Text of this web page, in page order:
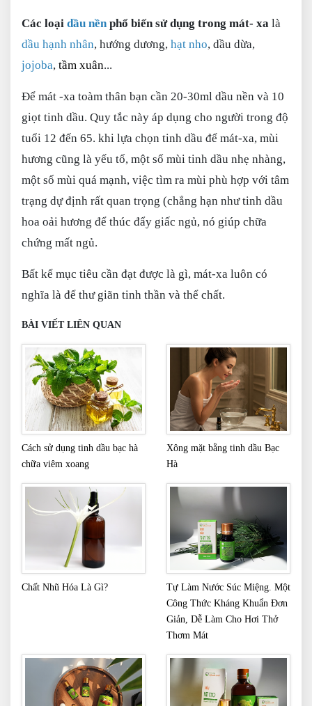
Các loại dầu nềnphổ biến sử dụng trong mát- xa là
dầu hạnh nhân, hướng dương, hạt nho, dầu dừa,
jojoba, tầm xuân...
Để mát -xa toàm thân bạn cần 20-30ml dầu nền và 10
giọt tinh dầu. Quy tắc này áp dụng cho người trong độ
tuổi 12 đến 65. khi lựa chọn tinh dầu để mát-xa, mùi
hương cũng là yếu tố, một số mùi tinh dầu nhẹ nhàng,
một số mùi quá mạnh, việc tìm ra mùi phù hợp với tâm
trạng dự định rất quan trọng (chẳng hạn như tinh dầu
hoa oải hương để thúc đẩy giấc ngủ, nó giúp chữa
chứng mất ngủ.
Bất kể mục tiêu cần đạt được là gì, mát-xa luôn có
nghĩa là để thư giãn tinh thần và thể chất.
BÀI VIẾT LIÊN QUAN
Cách sử dụng tinh dầu bạc hà
chữa viêm xoang
Xông mặt bằng tinh dầu Bạc
Hà
Chất Nhũ Hóa Là Gì?
Tự Làm Nước Súc Miệng. Một
Công Thức Kháng Khuẩn Đơn
Giản, Dễ Làm Cho Hơi Thở
Thơm Mát